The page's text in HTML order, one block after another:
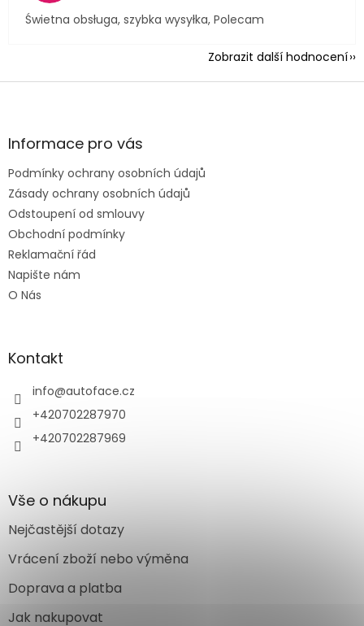
Świetna obsługa, szybka wysyłka, Polecam
Zobrazit další hodnocení
Z
aInformace pro vás
Podmínky ochrany osobních údajů
Zásady ochrany osobních údajů
Odstoupení od smlouvy
Obchodní podmínky
Reklamační řád
Napište nám
O Nás
Kontakt
info@autoface.cz
+420702287970
+420702287969
Vše o nákupu
Nejčastější dotazy
Vrácení zboží nebo výměna
Doprava a platba
Jak nakupovat